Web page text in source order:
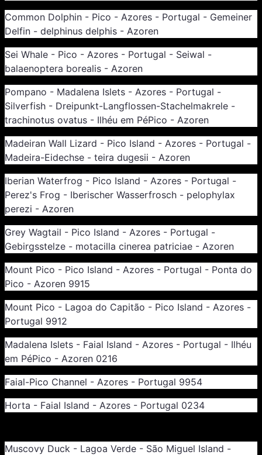
Common Dolphin - Pico - Azores - Portugal - Gemeiner
Delfin - delphinus delphis - Azoren
Sei Whale - Pico - Azores - Portugal - Seiwal -
balaenoptera borealis - Azoren
Pompano - Madalena Islets - Azores - Portugal -
Silverfish - Dreipunkt-Langflossen-Stachelmakrele -
trachinotus ovatus - Ilhéu em PéPico - Azoren
Madeiran Wall Lizard - Pico Island - Azores - Portugal -
Madeira-Eidechse - teira dugesii - Azoren
Iberian Waterfrog - Pico Island - Azores - Portugal -
Perez's Frog - Iberischer Wasserfrosch - pelophylax
perezi - Azoren
Grey Wagtail - Pico Island - Azores - Portugal -
Gebirgsstelze - motacilla cinerea patriciae - Azoren
Mount Pico - Pico Island - Azores - Portugal - Ponta do
Pico - Azoren 9915
Mount Pico - Lagoa do Capitão - Pico Island - Azores -
Portugal 9912
Madalena Islets - Faial Island - Azores - Portugal - Ilhéu
em PéPico - Azoren 0216
Faial-Pico Channel - Azores - Portugal 9954
Horta - Faial Island - Azores - Portugal 0234
Muscovy Duck - Lagoa Verde - São Miguel Island -